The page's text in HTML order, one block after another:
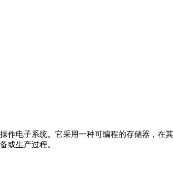
作电子系统。它采用一种可编程的存储器，在
或生产过程。